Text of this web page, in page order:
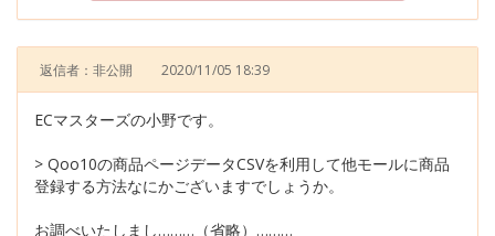
返信者：非公開 2020/11/05 18:39
ECマスターズの小野です。
> Qoo10の商品ページデータCSVを利用して他モールに商品
登録する方法なにかございますでしょうか。
お調べいたしまし………（省略）………